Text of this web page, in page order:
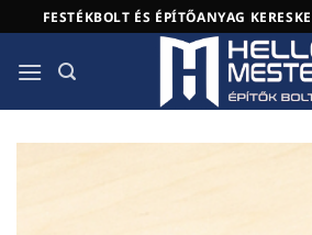
to
content
FESTÉKBOLT ÉS ÉPÍTŐANYAG